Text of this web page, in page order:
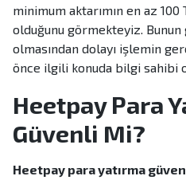
minimum aktarımın en az 100
olduğunu görmekteyiz.
olmasından dolayı işlemin
önce ilgili konuda bilgi sahibi
Heetpay Para
Güvenli Mi?
Heetpay para yatırma